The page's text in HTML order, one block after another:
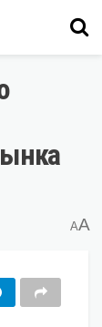
AA